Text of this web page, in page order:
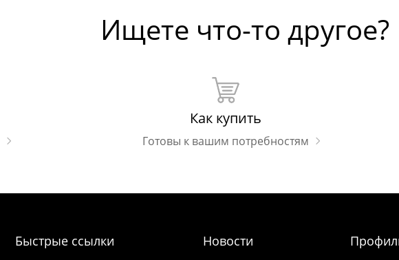
Ищете что-то другое?
Как купить
Готовы к вашим потребностям
Быстрые ссылки Новости